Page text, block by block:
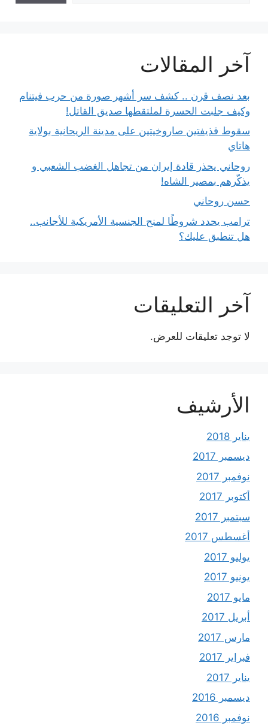
آخر المقالات
بعد نصف قرن .. كشف سر أشهر صورة من حرب فيتنام
وكيف جلبت الحسرة لملتقطها صديق القاتل!
سقوط قذيفتين صاروخيتين على مدينة الريحانية بولاية
هاتاي
روحاني يحذر قادة إيران من تجاهل الغضب الشعبي و
يذكّرهم بمصير الشاه!
حسن روحاني
ترامب يحدد شروطًا لمنح الجنسية الأمريكية للأجانب..
هل تنطبق عليك؟
آخر التعليقات
لا توجد تعليقات للعرض.
الأرشيف
يناير 2018
ديسمبر 2017
نوفمبر 2017
أكتوبر 2017
سبتمبر 2017
أغسطس 2017
يوليو 2017
يونيو 2017
مايو 2017
أبريل 2017
مارس 2017
فبراير 2017
يناير 2017
ديسمبر 2016
نوفمبر 2016